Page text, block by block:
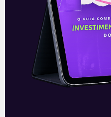
Como Investir
Direto: Saiba